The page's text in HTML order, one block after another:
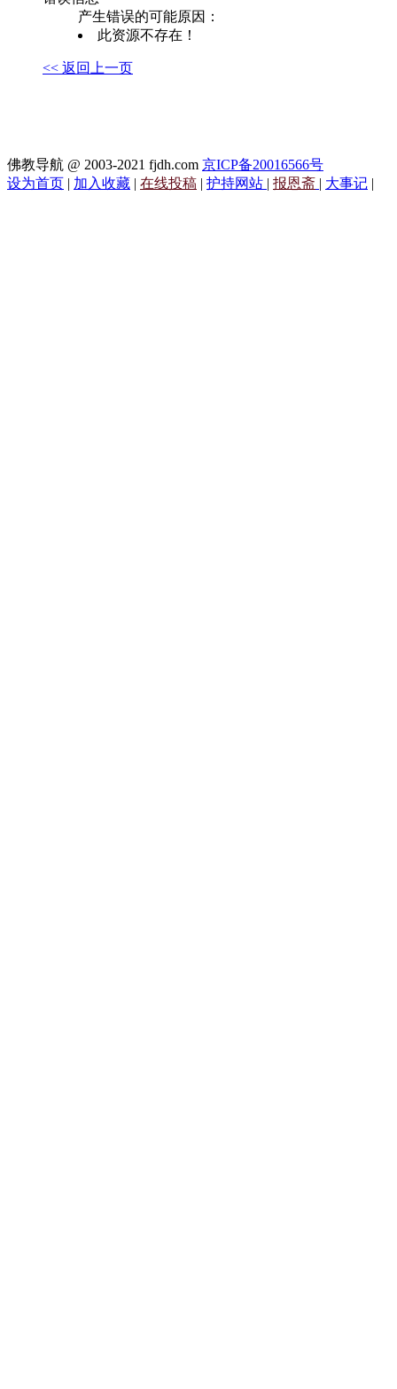
产生错误的可能原因：
此资源不存在！
<< 返回上一页
佛教导航 @ 2003-2021 fjdh.com 京ICP备20016566号
设为首页 | 加入收藏 | 在线投稿 | 护持网站 | 报恩斋 | 大事记 |